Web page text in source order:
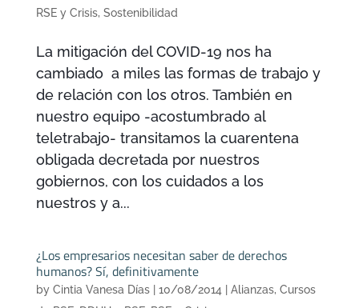
RSE y Crisis, Sostenibilidad
La mitigación del COVID-19 nos ha
cambiado a miles las formas de trabajo y
de relación con los otros. También en
nuestro equipo -acostumbrado al
teletrabajo- transitamos la cuarentena
obligada decretada por nuestros
gobiernos, con los cuidados a los
nuestros y a...
¿Los empresarios necesitan saber de derechos
humanos? Sí, definitivamente
by Cintia Vanesa Días| 10/08/2014| Alianzas, Cursos